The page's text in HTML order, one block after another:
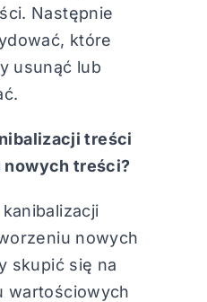
Następnie
które
usunąć lub
treści
nowych treści?
nowych
skupić się na
wartościowych